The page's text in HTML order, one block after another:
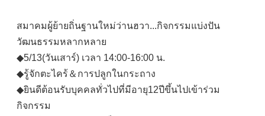
สมาคมผู้ย้ายถิ่นฐานใหม่ว่านฮวา...กิจกรรมแบ่งปัน
วัฒนธรรมหลากหลาย
◆5/13(วันเสาร์) เวลา 14:00-16:00 น.
◆รู้จักตะไคร้＆การปลูกในกระถาง
◆ยินดีต้อนรับบุคคลทั่วไปที่มีอายุ12ปีขึ้นไปเข้าร่วม
กิจกรรม